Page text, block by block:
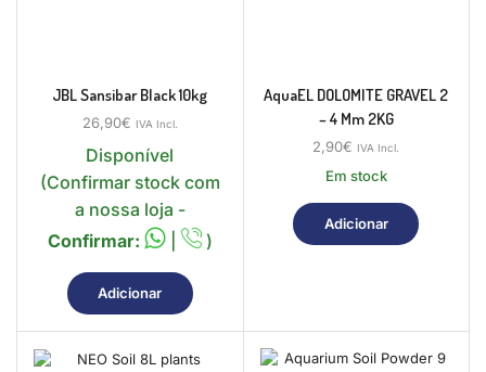
JBL Sansibar Black 10kg
26,90€ IVA Incl.
Disponível
(Confirmar stock com
a nossa loja -
Confirmar:
| )
Adicionar
AquaEL DOLOMITE GRAVEL 2
– 4 Mm 2KG
2,90€ IVA Incl.
Em stock
Adicionar